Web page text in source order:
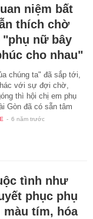
niệm bất
thích chờ
"phụ nữ bây
cho nhau"
chúng ta" đã sắp tới,
với sự đợi chờ,
thì hội chị em phụ
Gòn đã có sẵn tâm
- 6 năm trước
tình như
phục phụ
tím, hóa